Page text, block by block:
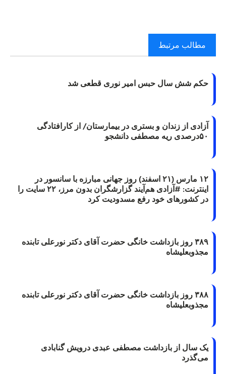
مطالب مرتبط
حکم شش سال حبس امیر نوری قطعی شد
آزادی از زندان و بستری در بیمارستان/ از کارافتادگی
۵۰درصدی ریه مصطفی دانشجو
۱۲ مارس (۲۱ اسفند) روز جهانی مبارزه با سانسور در
اینترنت: #آزادی هم‌آیند گزارشگران‌ بدون مرز، ۲۲ سایت را
در کشورهای خود رفع مسدودیت کرد
۳۸۹ روز بازداشت خانگی حضرت آقای دکتر نورعلی تابنده
مجذوبعلیشاه
۳۸۸ روز بازداشت خانگی حضرت آقای دکتر نورعلی تابنده
مجذوبعلیشاه
یک سال از بازداشت مصطفی عبدی درویش گنابادی
می‌گذرد